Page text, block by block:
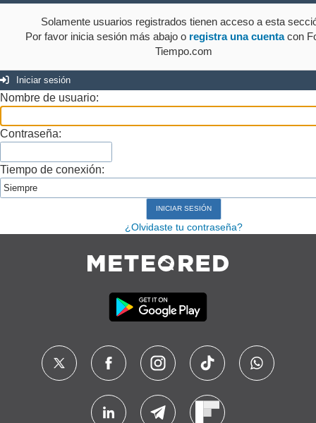
Solamente usuarios registrados tienen acceso a esta
Por favor inicia sesión más abajo o registra una cuentacon
Tiempo.com
Iniciar sesión
Nombre de usuario:
Contraseña:
Tiempo de conexión:
¿Olvidaste tu contraseña?